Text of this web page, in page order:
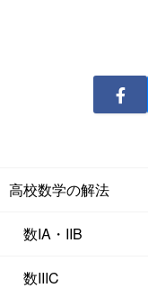
高校数学の解法
数IA・IIB
数IIIC